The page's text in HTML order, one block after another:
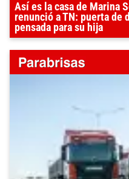
Así es la casa de Marina
renunció a TN: puerta de
pensada para su hija